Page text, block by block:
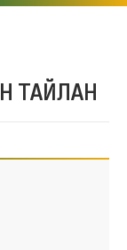
ТАЙЛАН